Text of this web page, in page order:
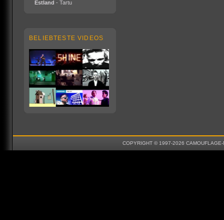
Estland - Tartu
BELIEBTESTE VIDEOS
COPYRIGHT © 1997-2026 CAMOUFLAGE-